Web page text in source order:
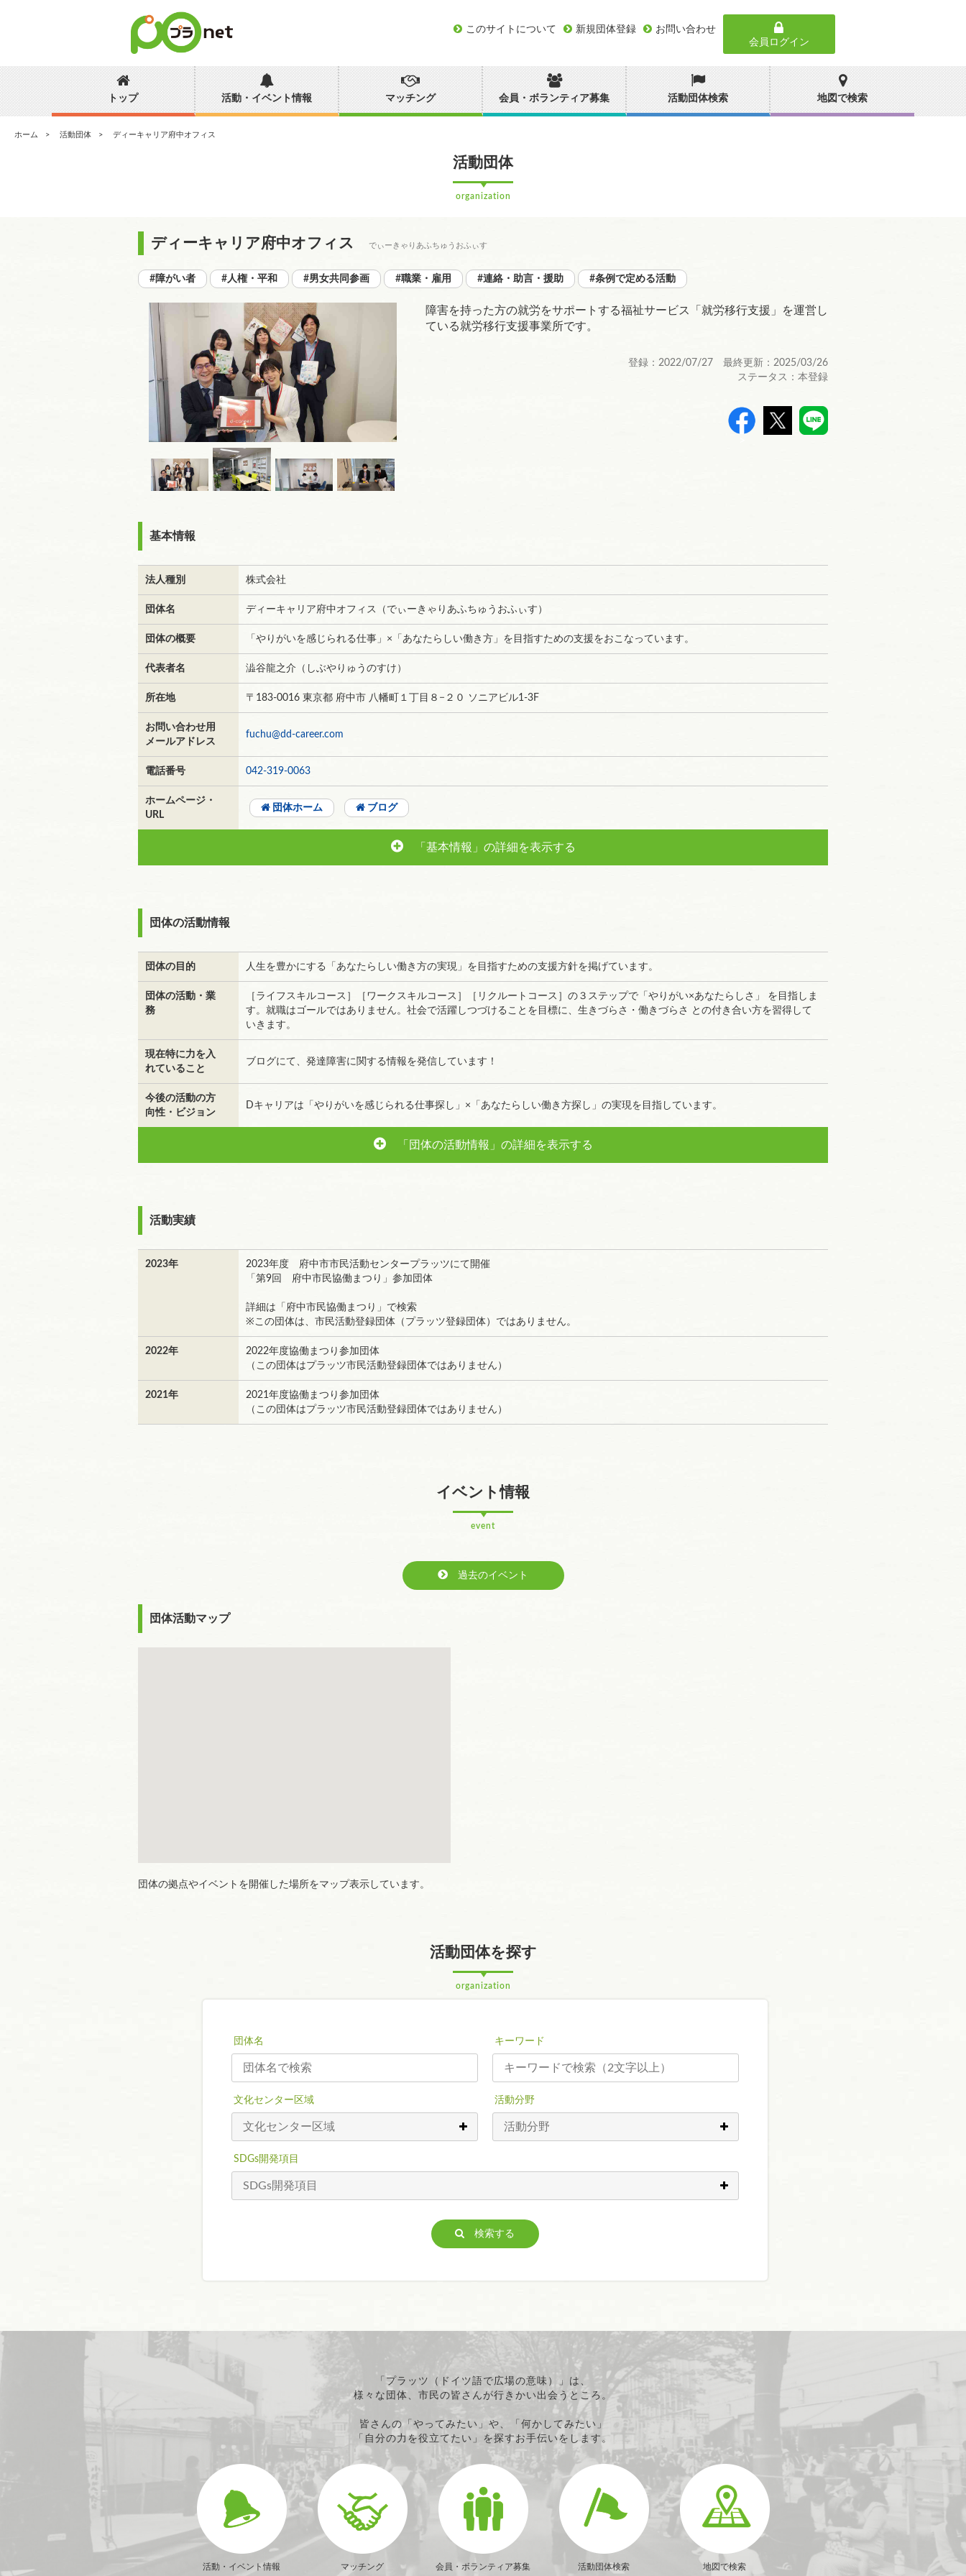
このサイトについて 新規団体登録
お問い合わせ
会員ログイン
トップ 活動・イベント情報 マッチング 会員・ボランティア募集 活動団体検索 地図で検索
ホーム 活動団体 ディーキャリア府中オフィス
活動団体
organization
ディーキャリア府中オフィス でぃーきゃりあふちゅうおふぃす
#障がい者 #人権・平和 #男女共同参画 #職業・雇用 #連絡・助言・援助 #条例で定める活動
障害を持った方の就労をサポートする福祉サービス「就労移行支援」を運営し
ている就労移行支援事業所です。
登録：2022/07/27 最終更新：2025/03/26
ステータス：本登録
基本情報
法人種別 株式会社
団体名 ディーキャリア府中オフィス（でぃーきゃりあふちゅうおふぃす）
団体の概要 「やりがいを感じられる仕事」×「あなたらしい働き方」を目指すための支援をおこなっています。
代表者名 澁谷龍之介（しぶやりゅうのすけ）
所在地 〒183-0016 東京都 府中市 八幡町１丁目８−２０ ソニアビル1-3F
お問い合わせ用
メールアドレス
fuchu@dd-career.com
電話番号 042-319-0063
ホームページ・
URL
団体ホーム ブログ
「基本情報」の詳細を表示する
団体の活動情報
団体の目的 ⼈⽣を豊かにする「あなたらしい働き⽅の実現」を⽬指すための⽀援⽅針を掲げています。
団体の活動・業
務
［ライフスキルコース］［ワークスキルコース］［リクルートコース］の３ステップで「やりがい×あなたらしさ」 を⽬指しま
す。就職はゴールではありません。社会で活躍しつづけることを⽬標に、⽣きづらさ・働きづらさ との付き合い⽅を習得して
いきます。
現在特に力を入
れていること
ブログにて、発達障害に関する情報を発信しています！
今後の活動の方
向性・ビジョン
Dキャリアは「やりがいを感じられる仕事探し」×「あなたらしい働き方探し」の実現を目指しています。
「団体の活動情報」の詳細を表示する
活動実績
2023年
2023年度 府中市市民活動センタープラッツにて開催
「第9回 府中市民協働まつり」参加団体
詳細は「府中市民協働まつり」で検索
※この団体は、市民活動登録団体（プラッツ登録団体）ではありません。
2022年
2022年度協働まつり参加団体
（この団体はプラッツ市民活動登録団体ではありません）
2021年
2021年度協働まつり参加団体
（この団体はプラッツ市民活動登録団体ではありません）
イベント情報
event
過去のイベント
団体活動マップ
団体の拠点やイベントを開催した場所をマップ表示しています。
活動団体を探す
organization
団体名 キーワード
文化センター区域 活動分野
SDGs開発項目
検索する
「プラッツ（ドイツ語で広場の意味）」は、
様々な団体、市民の皆さんが行きかい出会うところ。
皆さんの「やってみたい」や、「何かしてみたい」
「自分の力を役立てたい」を探すお手伝いをします。
活動・イベント情報 マッチング 会員・ボランティア募集 活動団体検索 地図で検索